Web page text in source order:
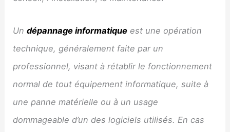
Undépannage informatique est une opération
technique, généralement faite par un
professionnel, visant à rétablir le fonctionnement
normal de tout équipement informatique, suite à
une panne matérielle ou à un usage
dommageable d’un des logiciels utilisés. En cas